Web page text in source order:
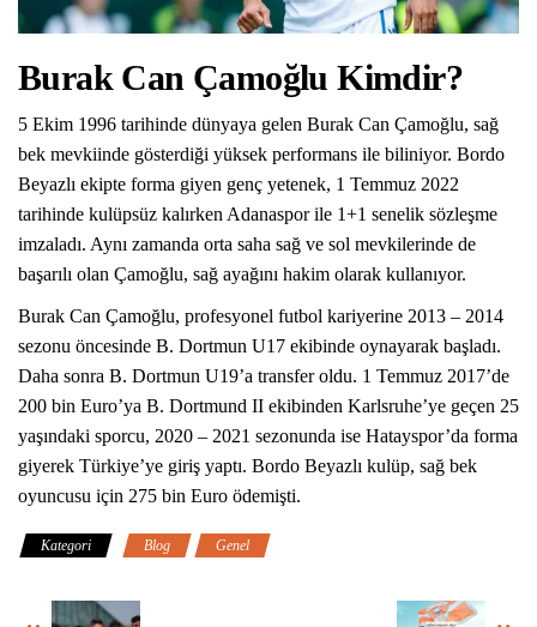
Burak Can Çamoğlu Kimdir?
5 Ekim 1996 tarihinde dünyaya gelen Burak Can Çamoğlu, sağ
bek mevkiinde gösterdiği yüksek performans ile biliniyor. Bordo
Beyazlı ekipte forma giyen genç yetenek, 1 Temmuz 2022
tarihinde kulüpsüz kalırken Adanaspor ile 1+1 senelik sözleşme
imzaladı. Aynı zamanda orta saha sağ ve sol mevkilerinde de
başarılı olan Çamoğlu, sağ ayağını hakim olarak kullanıyor.
Burak Can Çamoğlu, profesyonel futbol kariyerine 2013 – 2014
sezonu öncesinde B. Dortmun U17 ekibinde oynayarak başladı.
Daha sonra B. Dortmun U19’a transfer oldu. 1 Temmuz 2017’de
200 bin Euro’ya B. Dortmund II ekibinden Karlsruhe’ye geçen 25
yaşındaki sporcu, 2020 – 2021 sezonunda ise Hatayspor’da forma
giyerek Türkiye’ye giriş yaptı. Bordo Beyazlı kulüp, sağ bek
oyuncusu için 275 bin Euro ödemişti.
Kategori Blog Genel